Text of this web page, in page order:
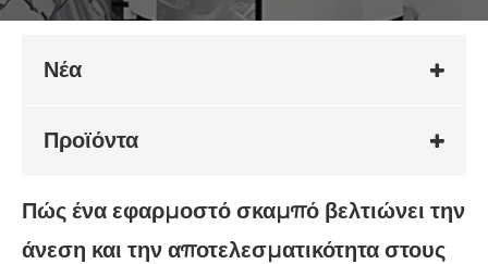
Νέα
Προϊόντα
Πώς ένα εφαρμοστό σκαμπό βελτιώνει την
άνεση και την αποτελεσματικότητα στους